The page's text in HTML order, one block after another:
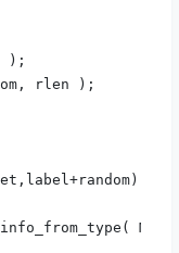
);
rlen );